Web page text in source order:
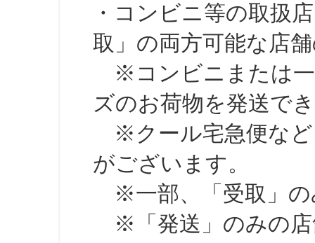
・コンビニ等の取扱
取」の両方可能な店
※コンビニまたは一
ズのお荷物を発送で
※クール宅急便など
がございます。
※一部、「受取」の
※「発送」のみの店